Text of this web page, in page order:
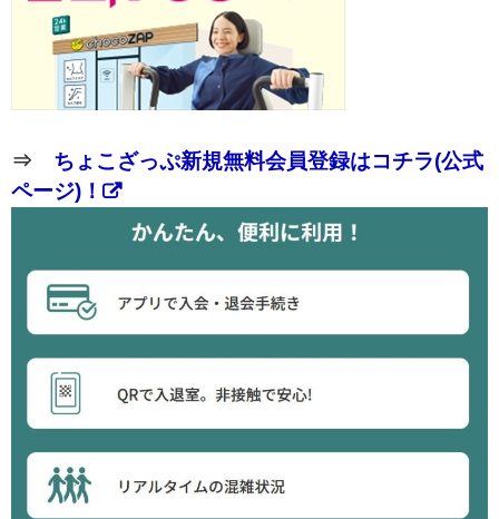
⇒ ちょこざっぷ新規無料会員登録はコチラ(公式
ページ)！